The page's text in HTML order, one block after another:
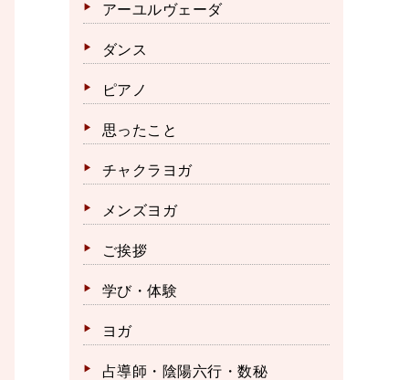
アーユルヴェーダ
ダンス
ピアノ
思ったこと
チャクラヨガ
メンズヨガ
ご挨拶
学び・体験
ヨガ
占導師・陰陽六行・数秘